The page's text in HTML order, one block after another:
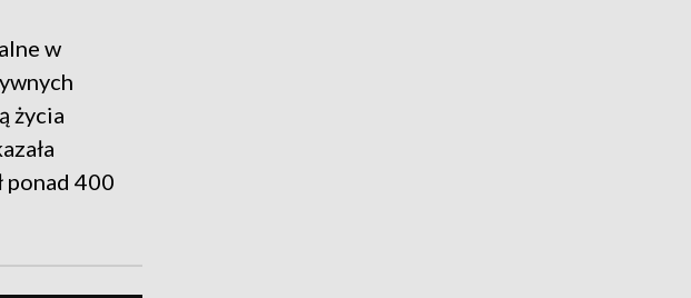
w
życia
ponad 400